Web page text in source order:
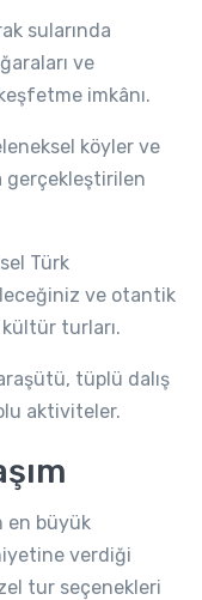
sularında
ve
imkânı.
köyler ve
gerçekleştirilen
Türk
ve otantik
turları.
tüplü dalış
aktiviteler.
en büyük
verdiği
tur seçenekleri